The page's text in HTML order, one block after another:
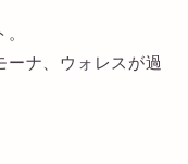
ーナ、ウォレスが過